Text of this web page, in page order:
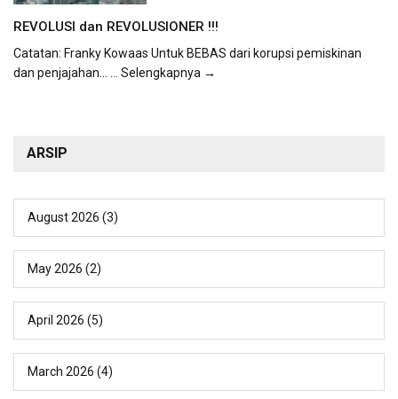
REVOLUSI dan REVOLUSIONER !!!
Catatan: Franky Kowaas Untuk BEBAS dari korupsi pemiskinan
dan penjajahan...
... Selengkapnya →
ARSIP
August 2026 (3)
May 2026 (2)
April 2026 (5)
March 2026 (4)